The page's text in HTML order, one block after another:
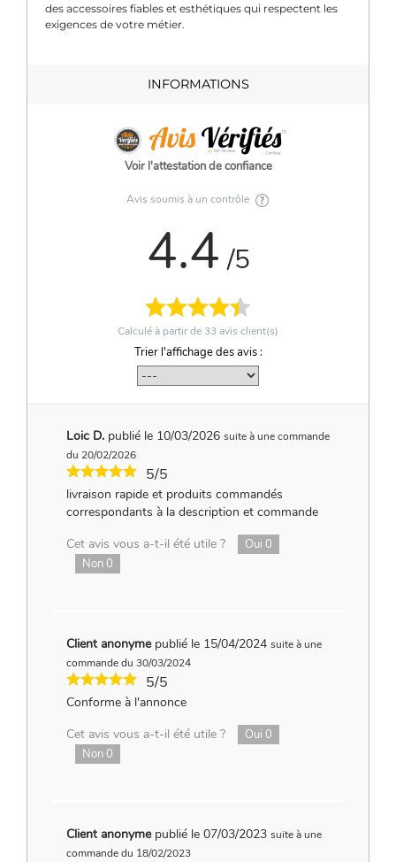
des accessoires fiables et esthétiques qui respectent les
exigences de votre métier.
INFORMATIONS
Voir l'attestation de confiance
Avis soumis à un contrôle
4.4 /5
Calculé à partir de 33 avis client(s)
Trier l'affichage des avis :
Loic D. publié le 10/03/2026 suite à une commande
du 20/02/2026
5/5
livraison rapide et produits commandés
correspondants à la description et commande
Cet avis vous a-t-il été utile ?
Oui 0
Non0
Client anonyme publié le 15/04/2024 suite à une
commande du 30/03/2024
5/5
Conforme à l'annonce
Cet avis vous a-t-il été utile ?
Oui 0
Non0
Client anonyme publié le 07/03/2023 suite à une
commande du 18/02/2023